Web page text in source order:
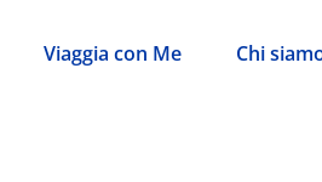
Viaggia con Me Chi